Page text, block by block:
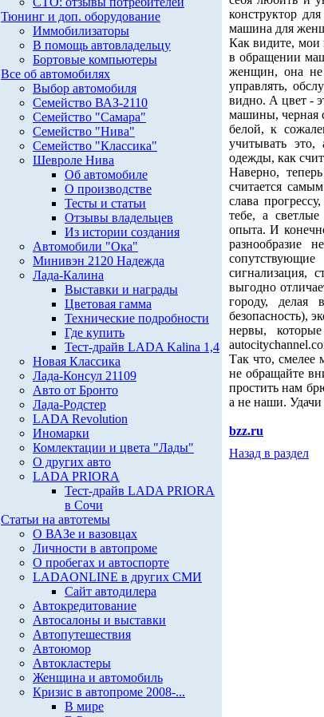
Тюнинг и доп. оборудование
Иммобилизаторы
В помощь автовладельцу
Бортовые компьютеры
Все об автомобилях
Выбор автомобиля
Семейство ВАЗ-2110
Семейство "Самара"
Семейство "Нива"
Семейство "Классика"
Шевроле Нива
Об автомобиле
О производстве
Тесты и статьи
Отзывы владельцев
Из истории создания
Автомобили "Ока"
Минивэн 2120 Надежда
Лада-Калина
Выставки и награды
Цветовая гамма
Технические подробности
Где купить
Тест-драйв LADA Kalina 1,4
Новая Классика
Лада-Консул 21109
Авто от Бронто
Лада-Родстер
LADA Revolution
Иномарки
Комлектации и цвета "Лады"
О других авто
LADA PRIORA
Тест-драйв LADA PRIORA
в Сочи
Статьи на автотемы
О ВАЗе и вазовцах
Личности в автопроме
О пробегах и автоспорте
LADAONLINE в других СМИ
Сайт автодилера
Автокредитование
Автосалоны и выставки
Автопутешествия
Автоюмор
Автокластеры
Женщина и автомобиль
Кризис в автопроме 2008-...
В мире
конструктор
машина для
Как видите, мои
в обращении
женщин, она
управлять,
видно. А цвет -
машины, черная
белой, к
учитывать
одежды, как
Наверно,
считается
слава
тебе, а
опыта. И
разнообразие
сигнализация,
выгодно
городу,
безопасность),
нервы,
Так что, смелее
не обращайте
простить нам
а не наши.
bzz.ru
Назад в раздел